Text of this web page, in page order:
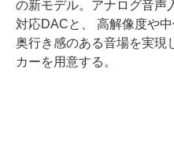
の新モデル。アナログ音声
対応DACと、 高解像度や
奥行き感のある音場を実現
カーを用意する。